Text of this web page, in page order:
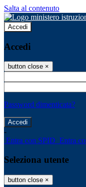
Salta al contenuto
Accedi
Accedi
button close ×
Password dimenticata?
-
Entra con SPID Entra
Seleziona utente
button close ×